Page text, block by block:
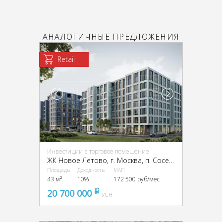
АНАЛОГИЧНЫЕ ПРЕДЛОЖЕНИЯ
Retail
Инвестиции в торговое помещение
ЖК Новое Летово, г. Москва, п. Сосенское, квартал № 82, ЖК Новое Летово, к2
Площадь
43 м²
Доходность
10%
МАП
172 500 руб/мес
20 700 000 pуб
УСН